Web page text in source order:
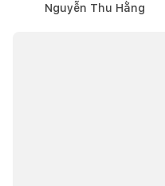
Nguyễn Thu Hằng